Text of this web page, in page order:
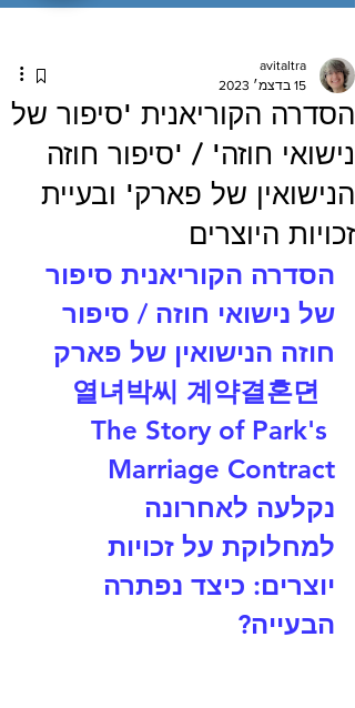
הסדרה הקוריאנית 'סיפור של
נישואי חוזה' / 'סיפור חוזה
הנישואין של פארק' ובעיית
זכויות היוצרים
avitaltra
15 בדצמ׳ 2023
הסדרה הקוריאנית סיפור
של נישואי חוזה / סיפור
חוזה הנישואין של פארק
열녀박씨 계약결혼뎐
The Story of Park's
נקלעה לאחרונה
למחלוקת על זכויות
יוצרים: כיצד נפתרה
הבעייה?